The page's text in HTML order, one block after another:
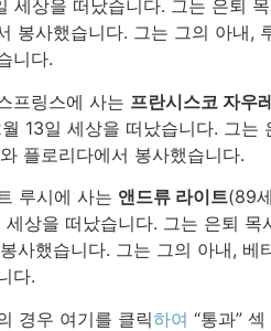
세상을 떠났습니다. 그는 은퇴
봉사했습니다. 그는 그의 아내,
니다.
프링스에 사는 프란시스코 자우
13일 세상을 떠났습니다. 그는
플로리다에서 봉사했습니다.
루시에 사는 앤드류 라이트(89
상을 떠났습니다. 그는 은퇴 목
사했습니다. 그는 그의 아내, 베
다.
경우 여기를 클릭하여 “통과”